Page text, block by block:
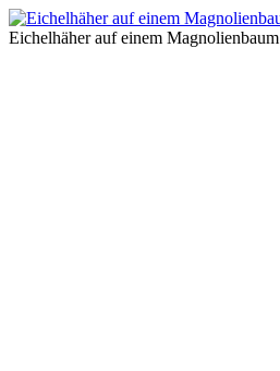
Eichelhäher auf einem Magnolienbaum